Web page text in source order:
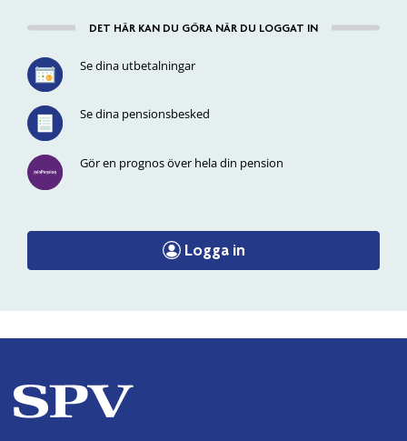
DET HÄR KAN DU GÖRA NÄR DU LOGGAT IN
Se dina utbetalningar
Se dina pensionsbesked
Gör en prognos över hela din pension
Logga in